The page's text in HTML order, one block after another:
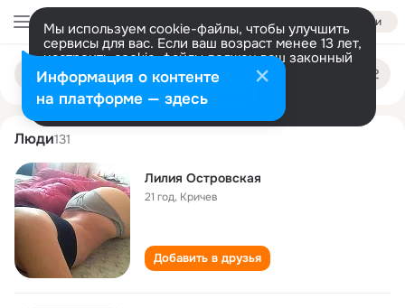
Войти
Мы используем cookie-файлы, чтобы улучшить
сервисы для вас. Если ваш возраст менее 13 лет,
настроить cookie-файлы должен ваш законный
представитель. Больше информации
Разрешить все Настроить
Поиск
людям
liliya ostrovskaya
Люди131
Лилия Островская
21 год, Кричев
Добавить в друзья
Информация о контенте
на платформе — здесь